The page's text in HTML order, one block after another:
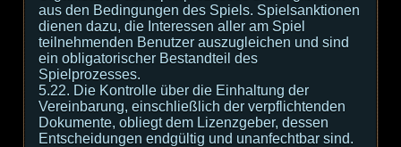
aus den Bedingungen des Spiels. Spielsanktionen
dienen dazu, die Interessen aller am Spiel
teilnehmenden Benutzer auszugleichen und sind
ein obligatorischer Bestandteil des
Spielprozesses.
5.22. Die Kontrolle über die Einhaltung der
Vereinbarung, einschließlich der verpflichtenden
Dokumente, obliegt dem Lizenzgeber, dessen
Entscheidungen endgültig und unanfechtbar sind.